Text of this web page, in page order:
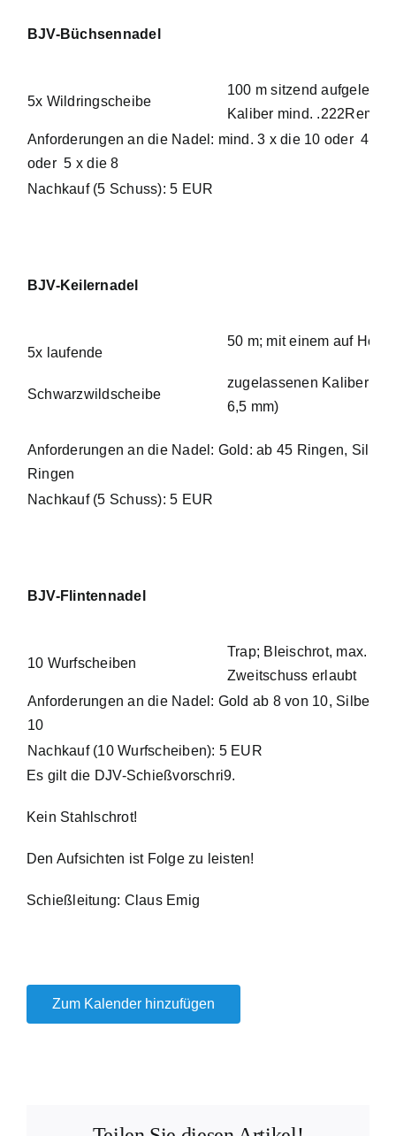
BJV-Büchsennadel
5x Wildringscheibe
100 m sitzend aufgelegt;
Kaliber mind. .222Rem
Anforderungen an die Nadel: mind. 3 x die 10 oder 4 x
oder 5 x die 8
Nachkauf (5 Schuss): 5 EUR
BJV-Keilernadel
5x laufende
Schwarzwildscheibe
50 m; mit einem auf
zugelassenen Kaliber
6,5 mm)
Anforderungen an die Nadel: Gold: ab 45 Ringen, Silber
Ringen
Nachkauf (5 Schuss): 5 EUR
BJV-Flintennadel
10 Wurfscheiben
Trap; Bleischrot, max. 2,4
Zweitschuss erlaubt
Anforderungen an die Nadel: Gold ab 8 von 10, Silber
10
Nachkauf (10 Wurfscheiben): 5 EUR
Es gilt die DJV-Schießvorschri9.
Kein Stahlschrot!
Den Aufsichten ist Folge zu leisten!
Schießleitung: Claus Emig
Zum Kalender hinzufügen